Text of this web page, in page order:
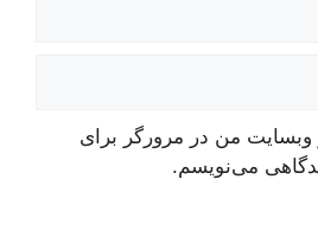
وبسایت من در مرورگر برای
می‌نویسم.